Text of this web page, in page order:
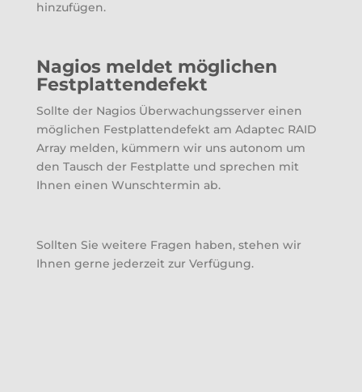
hinzufügen.
Nagios meldet möglichen
Festplattendefekt
Sollte der Nagios Überwachungsserver einen
möglichen Festplattendefekt am Adaptec RAID
Array melden, kümmern wir uns autonom um
den Tausch der Festplatte und sprechen mit
Ihnen einen Wunschtermin ab.
Sollten Sie weitere Fragen haben, stehen wir
Ihnen gerne jederzeit zur Verfügung.